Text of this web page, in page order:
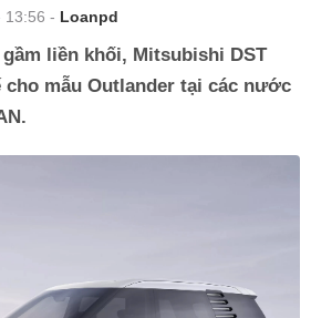
13:56 - Loanpd
liền khối, Mitsubishi DST
cho mẫu Outlander tại các nước